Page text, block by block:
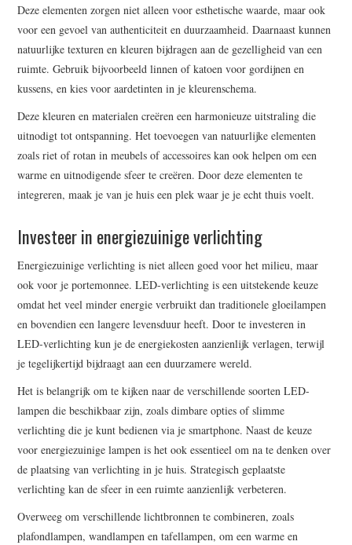
Deze elementen zorgen niet alleen voor esthetische waarde, maar ook
voor een gevoel van authenticiteit en duurzaamheid. Daarnaast kunnen
natuurlijke texturen en kleuren bijdragen aan de gezelligheid van een
ruimte. Gebruik bijvoorbeeld linnen of katoen voor gordijnen en
kussens, en kies voor aardetinten in je kleurenschema.
Deze kleuren en materialen creëren een harmonieuze uitstraling die
uitnodigt tot ontspanning. Het toevoegen van natuurlijke elementen
zoals riet of rotan in meubels of accessoires kan ook helpen om een
warme en uitnodigende sfeer te creëren. Door deze elementen te
integreren, maak je van je huis een plek waar je je echt thuis voelt.
Investeer in energiezuinige verlichting
Energiezuinige verlichting is niet alleen goed voor het milieu, maar
ook voor je portemonnee. LED-verlichting is een uitstekende keuze
omdat het veel minder energie verbruikt dan traditionele gloeilampen
en bovendien een langere levensduur heeft. Door te investeren in
LED-verlichting kun je de energiekosten aanzienlijk verlagen, terwijl
je tegelijkertijd bijdraagt aan een duurzamere wereld.
Het is belangrijk om te kijken naar de verschillende soorten LED-
lampen die beschikbaar zijn, zoals dimbare opties of slimme
verlichting die je kunt bedienen via je smartphone. Naast de keuze
voor energiezuinige lampen is het ook essentieel om na te denken over
de plaatsing van verlichting in je huis. Strategisch geplaatste
verlichting kan de sfeer in een ruimte aanzienlijk verbeteren.
Overweeg om verschillende lichtbronnen te combineren, zoals
plafondlampen, wandlampen en tafellampen, om een warme en